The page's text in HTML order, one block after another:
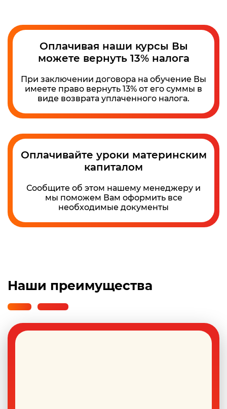
Оплачивая наши курсы Вы
можете вернуть 13% налога
При заключении договора на обучение Вы
имеете право вернуть 13% от его суммы в
виде возврата уплаченного налога.
Оплачивайте уроки материнским
капиталом
Сообщите об этом нашему менеджеру и
мы поможем Вам оформить все
необходимые документы
Наши преимущества